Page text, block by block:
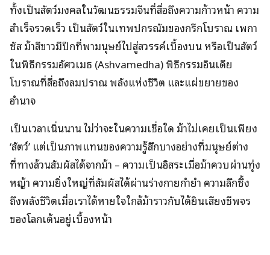
ทั้งเป็นสัตว์มงคลในวัฒนธรรมจีนที่สื่อถึงความก้าวหน้า ความ
สำเร็จรวดเร็ว เป็นสัตว์ในเทพปกรณัมของกรีกโบราณ เพกา
ซัส ม้าสีขาวมีปีกที่พามนุษย์ไปสู่สวรรค์เบื้องบน หรือเป็นสัตว์
ในพิธีกรรมอัศวเมธ (Ashvamedha) พิธีกรรมอินเดีย
โบราณที่สื่อถึงลมปราณ พลังแห่งชีวิต และแผ่ขยายของ
อำนาจ
เป็นเวลาเนิ่นนาน ไม่ว่าจะในความเชื่อใด ม้าไม่เคยเป็นเพียง
‘สัตว์’ แต่เป็นภาพแทนของความรู้สึกบางอย่างที่มนุษย์ต่าง
ที่ทางล้วนสัมผัสได้จากม้า – ความเป็นอิสระเมื่อม้าควบผ่านทุ่ง
หญ้า ความยิ่งใหญ่ที่สัมผัสได้ผ่านร่างกายกำยำ ความลึกซึ้ง
ถึงพลังชีวิตเมื่อเราได้หายใจใกล้ม้าราวกับได้ยินเสียงชีพจร
ของโลกเต้นอยู่เบื้องหน้า